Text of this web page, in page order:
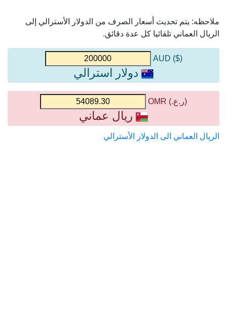
ملاحظه: يتم تحديث أسعار الصرف من الدولار الأسترالي إلى
الريال العماني تلقائيا كل عدة دقائق.
($) AUD
دولار استرالي
(ر.ع.) OMR
ريال عماني
الريال العماني الى الدولار الأسترالي